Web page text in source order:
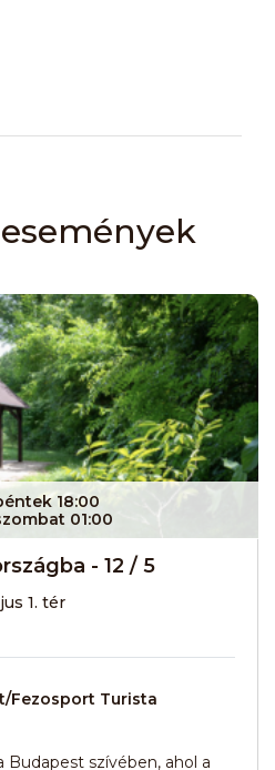
18:00
01:00
- 12 / 5
1. tér
Fezosport Turista
Budapest szívében, ahol a